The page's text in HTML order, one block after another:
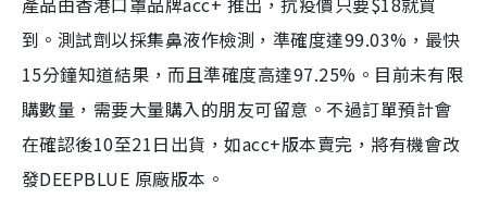
到。測試劑以採集鼻液作檢測，準確度達99.03%，最快
15分鐘知道結果，而且準確度高達97.25%。目前未有限
購數量，需要大量購入的朋友可留意。不過訂單預計會
在確認後10至21日出貨，如acc+版本賣完，將有機會改
發DEEPBLUE 原廠版本。